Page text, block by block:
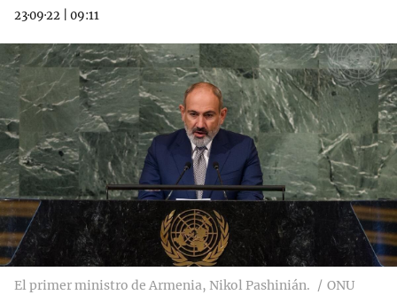
23·09·22
09:11
El primer ministro de Armenia, Nikol Pashinián. ONU